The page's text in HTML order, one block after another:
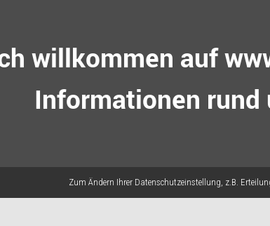
willkommen auf
Informationen rund
Zum Ändern Ihrer Datenschutzeinstellung, z.B.